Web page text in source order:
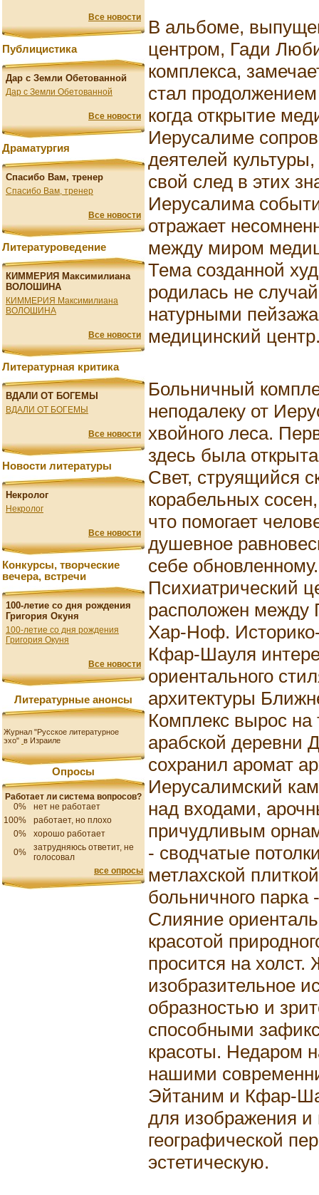
Все новости
Публицистика
Дар с Земли Обетованной
Дар с Земли Обетованной
Все новости
Драматургия
Спасибо Вам, тренер
Спасибо Вам, тренер
Все новости
Литературоведение
КИММЕРИЯ Максимилиана
ВОЛОШИНА
КИММЕРИЯ Максимилиана
ВОЛОШИНА
Все новости
Литературная критика
ВДАЛИ ОТ БОГЕМЫ
ВДАЛИ ОТ БОГЕМЫ
Все новости
Новости литературы
Некролог
Некролог
Все новости
Конкурсы, творческие
вечера, встречи
100-летие со дня рождения
Григория Окуня
100-летие со дня рождения
Григория Окуня
Все новости
Литературные анонсы
Журнал "Русское литературное
эхо" в Израиле
Опросы
Работает ли система вопросов?
0%
нет не работает
100%
работает, но плохо
0%
хорошо работает
0%
затрудняюсь ответит, не
голосовал
все опросы
В альбоме,
центром, Гади
комплекса,
стал
когда открытие
Иерусалиме
деятелей
свой след в этих
Иерусалима
отражает
между миром
Тема созданной
родилась не
натурными
медицинский
Больничный
неподалеку от
хвойного леса.
здесь была
Свет, струящийся
корабельных
что помогает
душевное
себе обновленному.
Психиатрический
расположен между
Хар-Ноф.
Кфар-Шауля
ориентального
архитектуры
Комплекс вырос
арабской деревни
сохранил аромат
Иерусалимский
над входами,
причудливым
- сводчатые
метлахской
больничного парка
Слияние
красотой
просится на холст.
изобразительное
образностью и
способными
красоты. Недаром
нашими
Эйтаним и Кфар-
для изображения и
географической
эстетическую.